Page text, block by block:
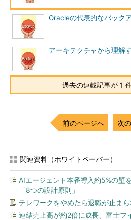
チマスターレプリケーションも一種の
きます。
る障害時の概要図
考慮すべき点が複数存在します。
トランスポータブル表領域
トランスポータブル表領域は、表領
にプラグインできる機能です。先ほど
Oracleの代表的なバック
アーキテクチャから理解
過去の連載記事が 1
前のページへ 次
関連資料（ホワイトペーパー）
AIエージェント本番導入約5%の壁
「8つの設計原則」
テレワークをやめたら退職が止まら
連結売上高が約2倍に成長、富士フ